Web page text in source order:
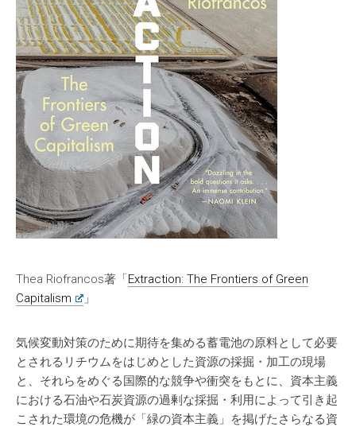
Thea Riofrancos著「Extraction: The Frontiers of Green
Capitalism
」
気候変動対策のために期待を集める蓄電池の原料として必要
とされるリチウムをはじめとした資源の採掘・加工の現場
と、それらをめぐる国際的な競争や衝突をもとに、資本主義
における石油や石炭資源の過剰な採掘・利用によって引き起
こされた環境の危機が「緑の資本主義」を掲げたさらなる資